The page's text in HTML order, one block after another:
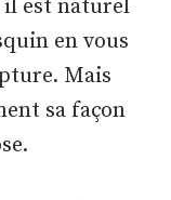
il est naturel
en vous
Mais
sa façon